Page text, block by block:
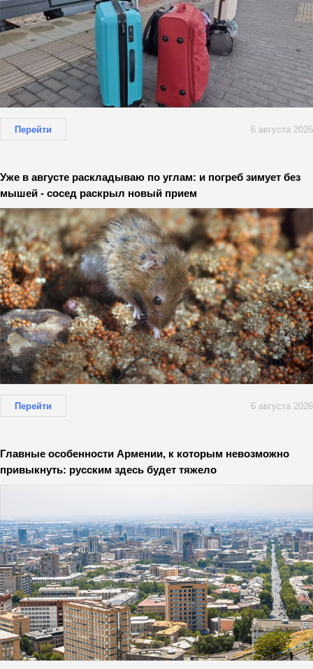
Перейти 6 августа 2026
Уже в августе раскладываю по углам: и погреб зимует без
мышей - сосед раскрыл новый прием
Перейти 6 августа 2026
Главные особенности Армении, к которым невозможно
привыкнуть: русским здесь будет тяжело